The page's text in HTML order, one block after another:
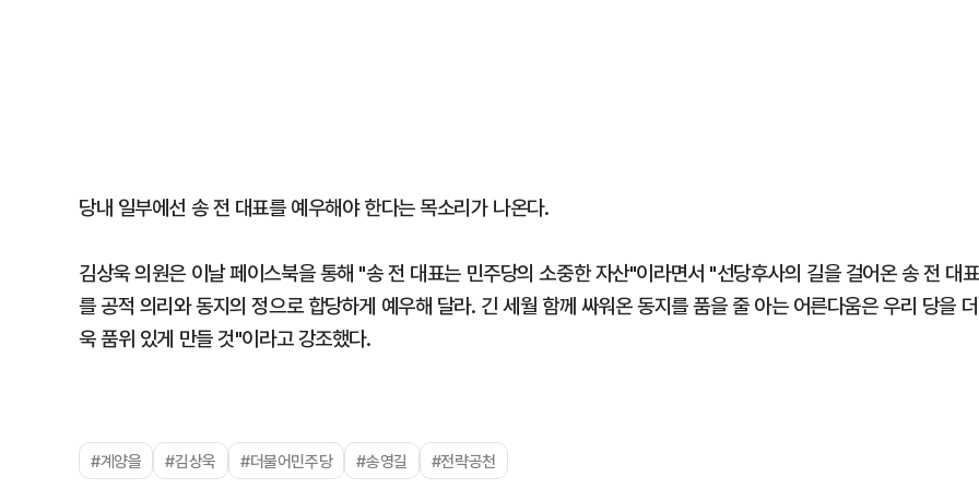
당내 일부에선 송 전 대표를 예우해야 한다는 목소리가 나온다.
김상욱 의원은 이날 페이스북을 통해 "송 전 대표는 민주당의 소중한 자산"이라면서 "선당후사의 길을 걸어온 송 전 대표
를 공적 의리와 동지의 정으로 합당하게 예우해 달라. 긴 세월 함께 싸워온 동지를 품을 줄 아는 어른다움은 우리 당을 더
욱 품위 있게 만들 것"이라고 강조했다.
#계양을 #김상욱 #더불어민주당 #송영길 #전략공천